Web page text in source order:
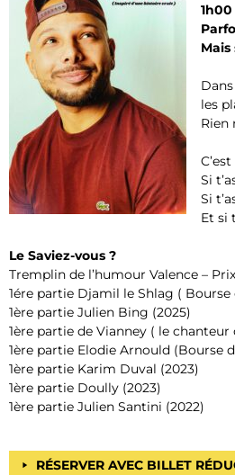
les
Rien
Si
Si
Et si
Le Saviez-vous ?
Tremplin de l’humour Valence –
1ére partie Djamil le Shlag ( Bourse
1ère partie Julien Bing (2025)
1ère partie de Vianney ( le chanteur
1ère partie Elodie Arnould (Bourse
1ère partie Karim Duval (2023)
1ère partie Doully (2023)
1ère partie Julien Santini (2022)
RÉSERVER AVEC BILLET